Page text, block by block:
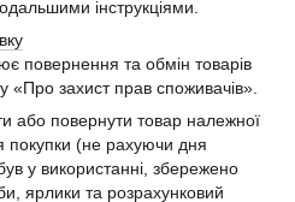
інструкціями.
повернення та обмін товарів
«Про захист прав споживачів».
або повернути товар належної
покупки (не рахуючи дня
у використанні, збережено
ярлики та розрахунковий